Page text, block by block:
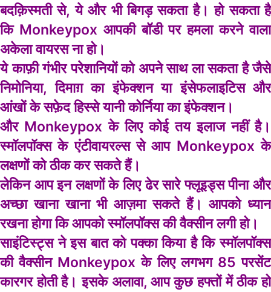
बदक़िस्मती से, ये और भी बिगड़ सकता है। हो सकता है
कि Monkeypox आपकी बॉडी पर हमला करने वाला
अकेला वायरस ना हो।
ये काफ़ी गंभीर परेशानियों को अपने साथ ला सकता है जैसे
निमोनिया, दिमाग़ का इंफेक्शन या इंसेफलाइटिस और
आंखों के सफ़ेद हिस्से यानी कोर्निया का इंफेक्शन।
और Monkeypox के लिए कोई तय इलाज नहीं है।
स्मॉलपॉक्स के एंटीवायरल्स से आप Monkeypox के
लक्षणों को ठीक कर सकते हैं।
लेकिन आप इन लक्षणों के लिए ढेर सारे फ्लूइड्स पीना और
अच्छा खाना खाना भी आज़मा सकते हैं। आपको ध्यान
रखना होगा कि आपको स्मॉलपॉक्स की वैक्सीन लगी हो।
साइंटिस्ट्स ने इस बात को पक्का किया है कि स्मॉलपॉक्स
की वैक्सीन Monkeypox के लिए लगभग 85 परसेंट
कारगर होती है। इसके अलावा, आप कुछ हफ्तों में ठीक हो